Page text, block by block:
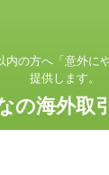
内の方へ「意外に
提供します。
の海外取